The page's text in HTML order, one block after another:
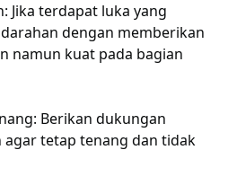
Jika terdapat luka yang
dengan memberikan
namun kuat pada bagian
Berikan dukungan
tetap tenang dan tidak